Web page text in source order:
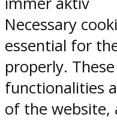
Necessary
essential for
properly.
functionalities
of the website,